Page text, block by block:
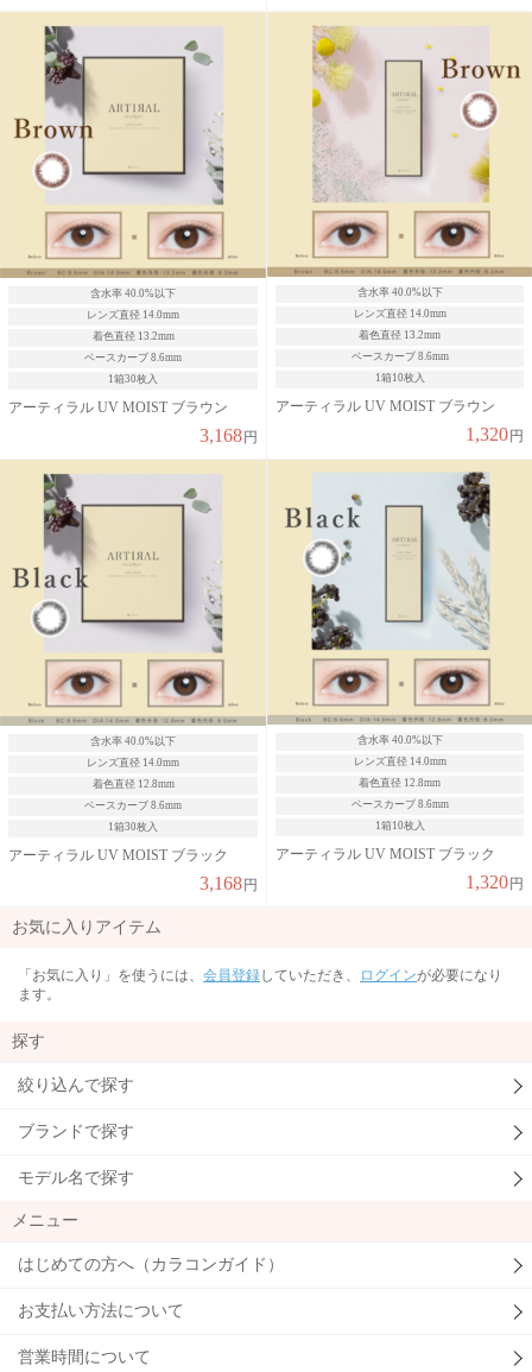
含水率 40.0%以下
レンズ直径 14.0mm
着色直径 13.2mm
ベースカーブ 8.6mm
1箱30枚入
アーティラル UV MOIST ブラウン
3,168 円
含水率 40.0%以下
レンズ直径 14.0mm
着色直径 13.2mm
ベースカーブ 8.6mm
1箱10枚入
アーティラル UV MOIST ブラウン
1,320 円
含水率 40.0%以下
レンズ直径 14.0mm
着色直径 12.8mm
ベースカーブ 8.6mm
1箱30枚入
アーティラル UV MOIST ブラック
3,168 円
含水率 40.0%以下
レンズ直径 14.0mm
着色直径 12.8mm
ベースカーブ 8.6mm
1箱10枚入
アーティラル UV MOIST ブラック
1,320 円
お気に入りアイテム
「お気に入り」を使うには、 会員登録していただき、 ログインが必要になり
ます。
探す
絞り込んで探す
ブランドで探す
モデル名で探す
メニュー
はじめての方へ（カラコンガイド）
お支払い方法について
営業時間について